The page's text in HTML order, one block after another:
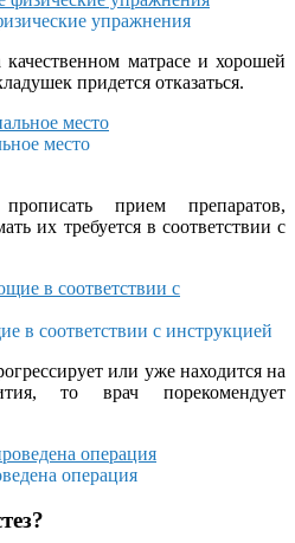
упражнения
качественном матрасе и хорошей
придется отказаться.
место
прием препаратов,
их требуется в соответствии с
в соответствии с инструкцией
или уже находится на
то врач порекомендует
операция